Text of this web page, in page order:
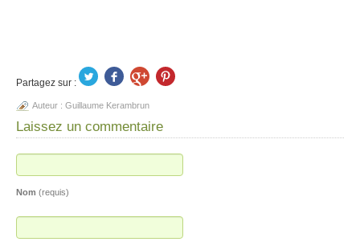
Partagez sur :
Auteur : Guillaume Kerambrun
Laissez un commentaire
Nom (requis)